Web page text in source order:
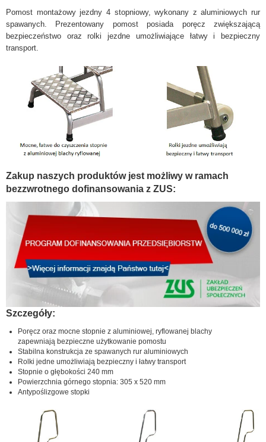
Pomost montażowy jezdny 4 stopniowy, wykonany z aluminiowych rur
spawanych. Prezentowany pomost posiada poręcz zwiększającą
bezpieczeństwo oraz rolki jezdne umożliwiające łatwy i bezpieczny
transport.
Zakup naszych produktów jest możliwy w ramach
bezzwrotnego dofinansowania z ZUS:
Szczegóły:
Poręcz oraz mocne stopnie z aluminiowej, ryflowanej blachy
zapewniają bezpieczne użytkowanie pomostu
Stabilna konstrukcja ze spawanych rur aluminiowych
Rolki jedne umożliwiają bezpieczny i łatwy transport
Stopnie o głębokości 240 mm
Powierzchnia górnego stopnia: 305 x 520 mm
Antypoślizgowe stopki